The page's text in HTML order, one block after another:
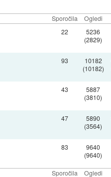
Sporočila Ogledi
Sporočila Ogledi
22
5236
(2829)
93
10182
(10182)
43
5887
(3810)
47
5890
(3564)
83
9640
(9640)